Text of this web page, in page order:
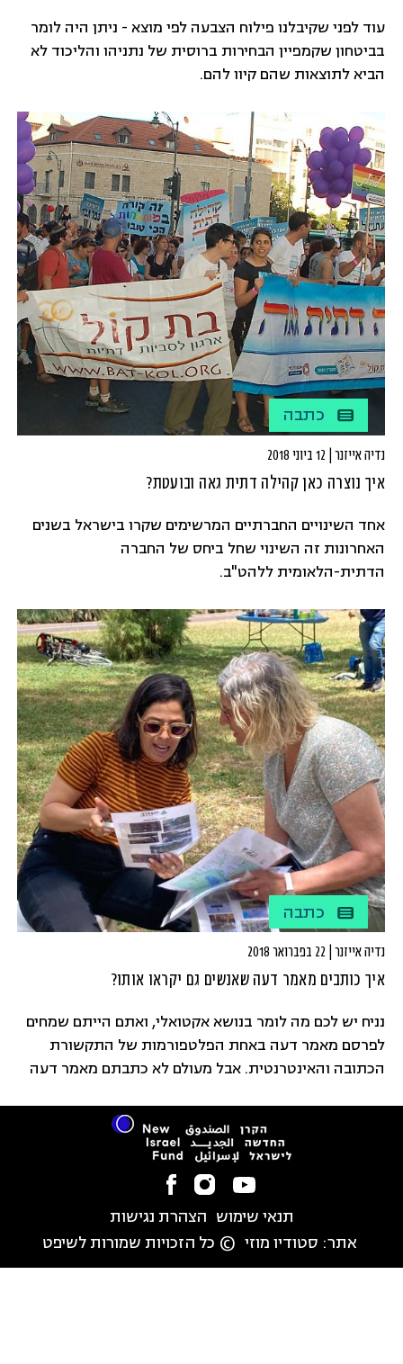
עוד לפני שקיבלנו פילוח הצבעה לפי מוצא - ניתן היה לומר
בביטחון שקמפיין הבחירות ברוסית של נתניהו והליכוד לא
הביא לתוצאות שהם קיוו להם.
כתבה
נדיה אייזנר | 12 ביוני 2018
איך נוצרה כאן קהילה דתית גאה ובועטת?
אחד השינויים החברתיים המרשימים שקרו בישראל בשנים
האחרונות זה השינוי שחל ביחס של החברה
הדתית-הלאומית ללהט"ב.
כתבה
נדיה אייזנר | 22 בפברואר 2018
איך כותבים מאמר דעה שאנשים גם יקראו אותו?
נניח יש לכם מה לומר בנושא אקטואלי, ואתם הייתם שמחים
לפרסם מאמר דעה באחת הפלטפורמות של התקשורת
הכתובה והאינטרנטית. אבל מעולם לא כתבתם מאמר דעה
תנאי שימוש הצהרת נגישות
אתר: סטודיו מוזי © כל הזכויות שמורות לשיפט